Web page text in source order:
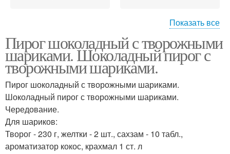
шариками
шариками
Восторг с творожными
шариками
Ингредиенты для
Торт с творожными
Показать все
Пирог шоколадный с творожными
шариками. Шоколадный пирог с
творожными шариками.
Пирог шоколадный с творожными шариками.
Шоколадный пирог с творожными шариками.
Чередование.
Для шариков:
Творог - 230 г, желтки - 2 шт., сахзам - 10 табл.,
ароматизатор кокос, крахмал 1 ст. л